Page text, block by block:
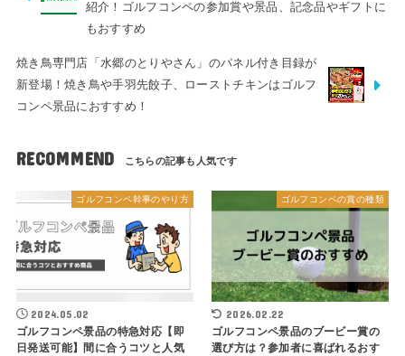
紹介！ゴルフコンペの参加賞や景品、記念品やギフトに
もおすすめ
焼き鳥専門店「水郷のとりやさん」のパネル付き目録が
新登場！焼き鳥や手羽先餃子、ローストチキンはゴルフ
コンペ景品におすすめ！
RECOMMEND
ゴルフコンペ幹事のやり方
2024.05.02
ゴルフコンペ景品の特急対応【即
日発送可能】間に合うコツと人気
ゴルフコンペの賞の種類
2026.02.22
ゴルフコンペ景品のブービー賞の
選び方は？参加者に喜ばれるおす